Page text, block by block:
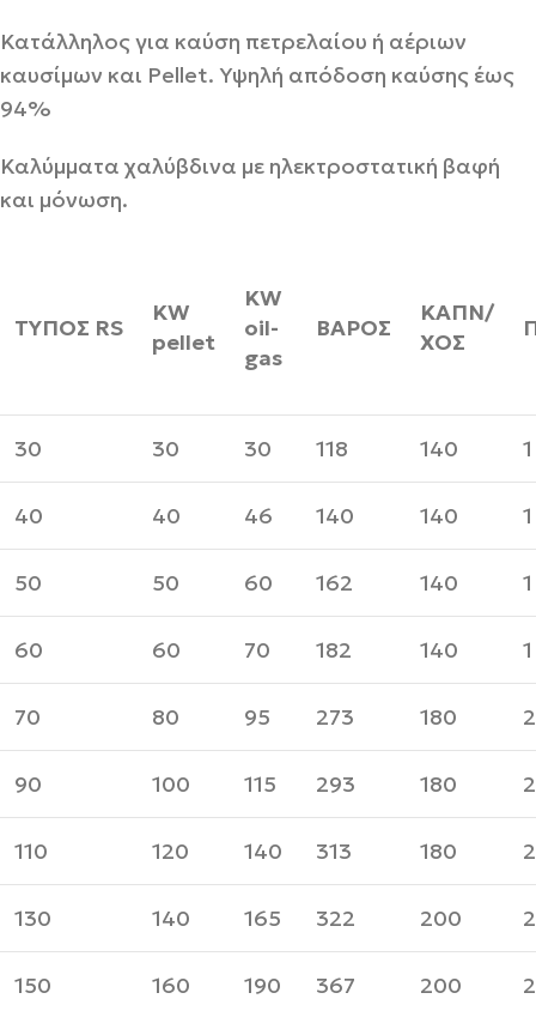
Κατάλληλος για καύση πετρελαίου ή αέριων
καυσίμων και Pellet. Υψηλή απόδοση καύσης έως
94%
Καλύμματα χαλύβδινα με ηλεκτροστατική βαφή
και μόνωση.
ΤΥΠΟΣ RS
KW
pellet
KW
oil-
gas
ΒΑΡΟΣ
ΚΑΠΝ/
ΧΟΣ
30 30 30 118 140
40 40 46 140 140
50 50 60 162 140
60 60 70 182 140
70 80 95 273 180
90 100 115 293 180
110 120 140 313 180
130 140 165 322 200
150 160 190 367 200